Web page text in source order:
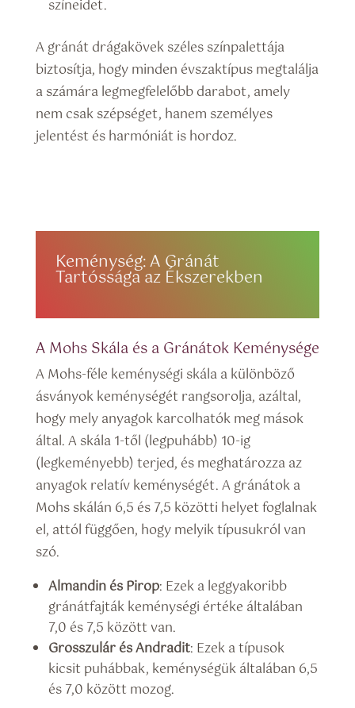
színeidet.
A gránát drágakövek széles színpalettája
biztosítja, hogy minden évszaktípus megtalálja
a számára legmegfelelőbb darabot, amely
nem csak szépséget, hanem személyes
jelentést és harmóniát is hordoz.
Keménység: A Gránát
Tartóssága az Ékszerekben
A Mohs Skála és a Gránátok Keménysége
A Mohs-féle keménységi skála a különböző
ásványok keménységét rangsorolja, azáltal,
hogy mely anyagok karcolhatók meg mások
által. A skála 1-től (legpuhább) 10-ig
(legkeményebb) terjed, és meghatározza az
anyagok relatív keménységét. A gránátok a
Mohs skálán 6,5 és 7,5 közötti helyet foglalnak
el, attól függően, hogy melyik típusukról van
szó.
Almandin és Pirop: Ezek a leggyakoribb
gránátfajták keménységi értéke általában
7,0 és 7,5 között van.
Grosszulár és Andradit: Ezek a típusok
kicsit puhábbak, keménységük általában 6,5
és 7,0 között mozog.